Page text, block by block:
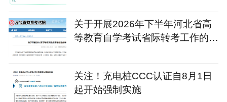
关于开展2026年下半年河北省高
等教育自学考试省际转考工作的公
关注！充电桩CCC认证自8月1日
起开始强制实施